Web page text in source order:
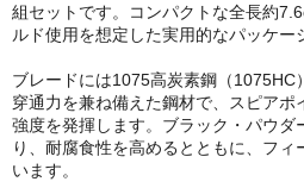
組セットです。コンパクトな全長約
ルド使用を想定した実用的なパッケー
ブレードには1075高炭素鋼（1075HC
穿通力を兼ね備えた鋼材で、スピアポ
強度を発揮します。ブラック・パウダ
り、耐腐食性を高めるとともに、フ
います。